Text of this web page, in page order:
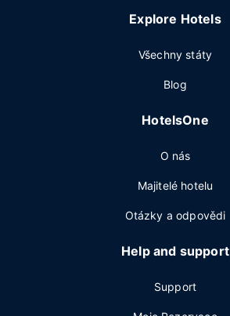
Explore Hotels
Všechny státy
Blog
HotelsOne
O nás
Majitelé hotelu
Otázky a odpovědi
Help and support
Support